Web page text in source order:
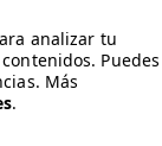
analizar tu
Puedes
Más
.